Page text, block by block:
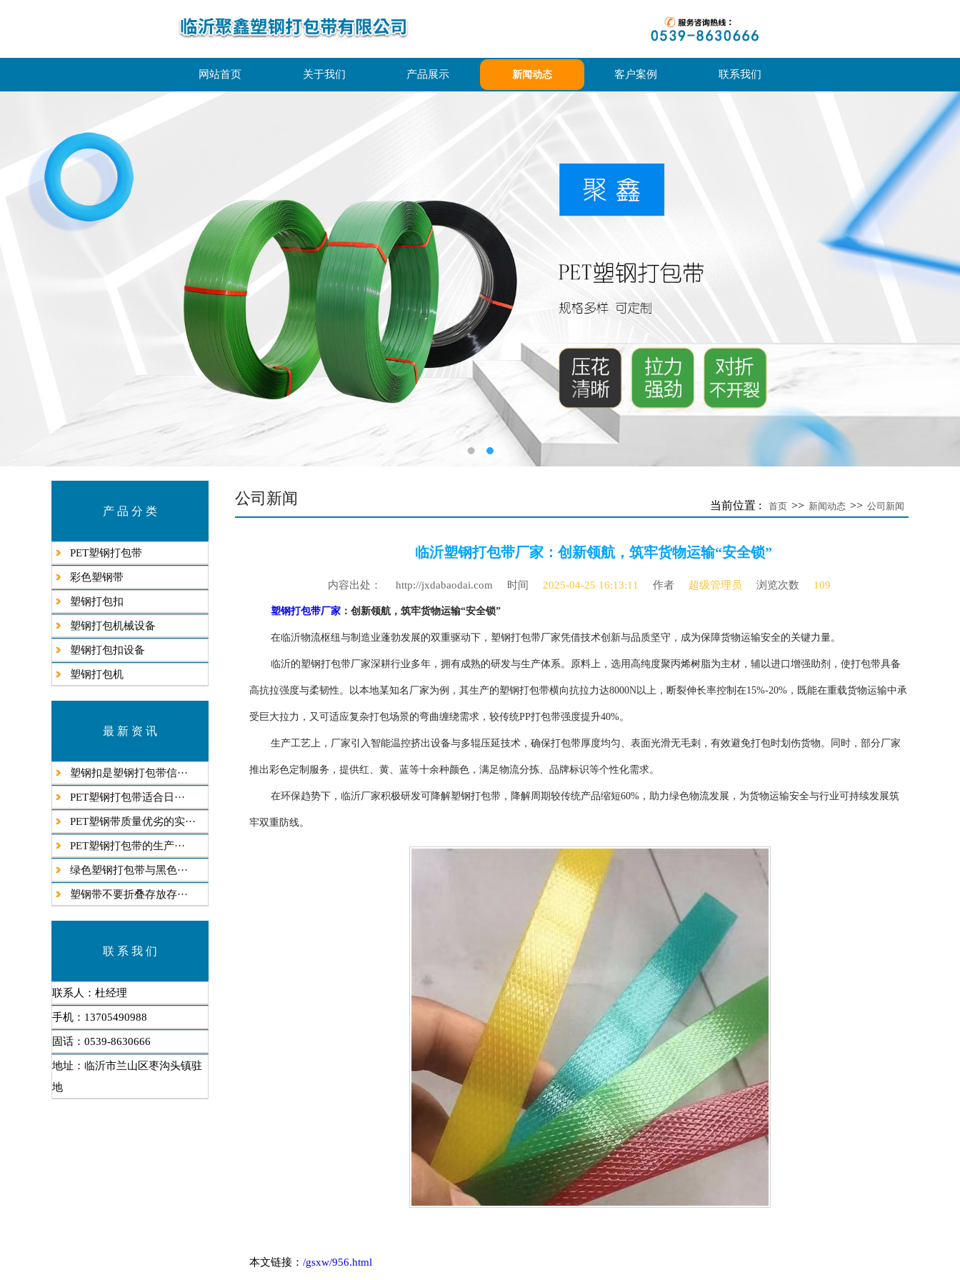
网站首页 关于我们 产品展示 新闻动态 客户案例 联系我们
产 品 分 类
PET塑钢打包带
彩色塑钢带
塑钢打包扣
塑钢打包机械设备
塑钢打包扣设备
塑钢打包机
最 新 资 讯
塑钢扣是塑钢打包带信···
​PET塑钢打包带适合日···
PET塑钢带质量优劣的实···
​PET塑钢打包带的生产···
绿色塑钢打包带与黑色···
塑钢带不要折叠存放存···
联 系 我 们
联系人：杜经理
手机：13705490988
固话：0539-8630666
地址：临沂市兰山区枣沟头镇驻
地
公司新闻 当前位置 : 首页 >> 新闻动态 >> 公司新闻
临沂塑钢打包带厂家：创新领航，筑牢货物运输“安全锁”
内容出处： http://jxdabaodai.com 时间 2025-04-25 16:13:11 作者 超级管理员 浏览次数 109
塑钢打包带厂家 ：创新领航，筑牢货物运输“安全锁”
在临沂物流枢纽与制造业蓬勃发展的双重驱动下，塑钢打包带厂家凭借技术创新与品质坚守，成为保障货物运输安全的关键力量。
临沂的塑钢打包带厂家深耕行业多年，拥有成熟的研发与生产体系。原料上，选用高纯度聚丙烯树脂为主材，辅以进口增强助剂，使打包带具备
高抗拉强度与柔韧性。以本地某知名厂家为例，其生产的塑钢打包带横向抗拉力达8000N以上，断裂伸长率控制在15%-20%，既能在重载货物运输中承
受巨大拉力，又可适应复杂打包场景的弯曲缠绕需求，较传统PP打包带强度提升40%。
生产工艺上，厂家引入智能温控挤出设备与多辊压延技术，确保打包带厚度均匀、表面光滑无毛刺，有效避免打包时划伤货物。同时，部分厂家
推出彩色定制服务，提供红、黄、蓝等十余种颜色，满足物流分拣、品牌标识等个性化需求。
在环保趋势下，临沂厂家积极研发可降解塑钢打包带，降解周期较传统产品缩短60%，助力绿色物流发展，为货物运输安全与行业可持续发展筑
牢双重防线。
本文链接： /gsxw/956.html